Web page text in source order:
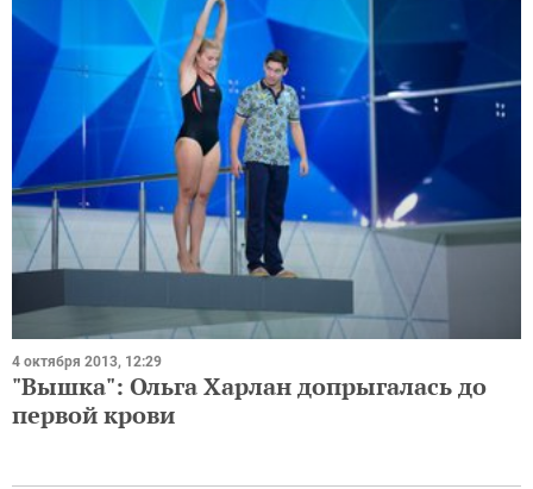
4 октября 2013, 12:29
"Вышка": Ольга Харлан допрыгалась до
первой крови